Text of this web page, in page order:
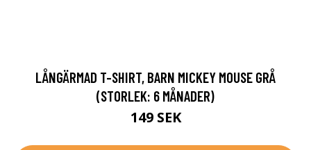
LÅNGÄRMAD T-SHIRT, BARN MICKEY MOUSE GRÅ
(STORLEK: 6 MÅNADER)
149 SEK